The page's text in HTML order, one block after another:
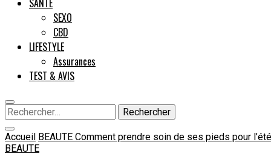
SANTE
SEXO
CBD
LIFESTYLE
Assurances
TEST & AVIS
Rechercher :
Accueil BEAUTE Comment prendre soin de ses pieds pour
BEAUTE